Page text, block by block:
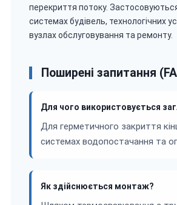
перекриття потоку.
системах будівель, технологічних
вузлах обслуговування та ремонту.
Поширені запитання
Для чого використовується
Для герметичного закриття
системах водопостачання та
Як здійснюється монтаж?